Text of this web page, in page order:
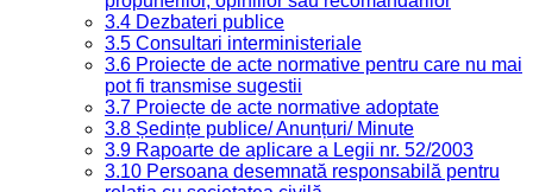
3.4 Dezbateri publice
3.5 Consultari interministeriale
3.6 Proiecte de acte normative pentru care nu mai
pot fi transmise sugestii
3.7 Proiecte de acte normative adoptate
3.8 Ședințe publice/ Anunțuri/ Minute
3.9 Rapoarte de aplicare a Legii nr. 52/2003
3.10 Persoana desemnată responsabilă pentru